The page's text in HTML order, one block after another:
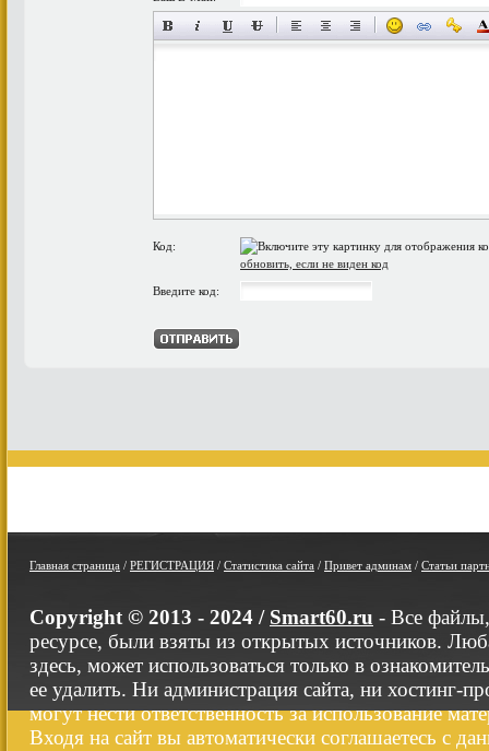
Код:
обновить, если не виден код
Введите код:
Главная страница / РЕГИСТРАЦИЯ / Статистика сайта / Привет админам / Статьи
Copyright © 2013 - 2024 / Smart60.ru - Все
ресурсе, были взяты из открытых источников.
здесь, может использоваться только в
ее удалить. Ни администрация сайта, ни хостинг-
могут нести ответственность за использование
Входя на сайт вы автоматически соглашаетесь с